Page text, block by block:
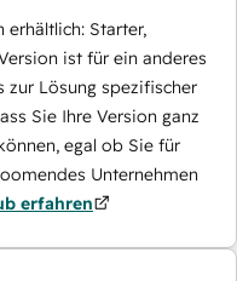
Starter,
ist für ein anderes
zur Lösung spezifischer
Sie Ihre Version ganz
egal ob Sie für
Unternehmen
erfahren